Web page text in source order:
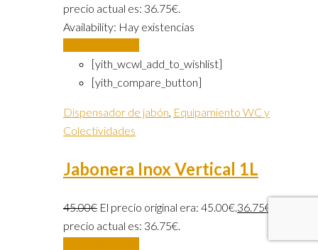
precio actual es: 36.75€.
Availability: Hay existencias
[yith_wcwl_add_to_wishlist]
[yith_compare_button]
Dispensador de jabón, Equipamiento WC y
Colectividades
Jabonera Inox Vertical 1L
45.00€ El precio original era: 45.00€.36.75€
precio actual es: 36.75€.